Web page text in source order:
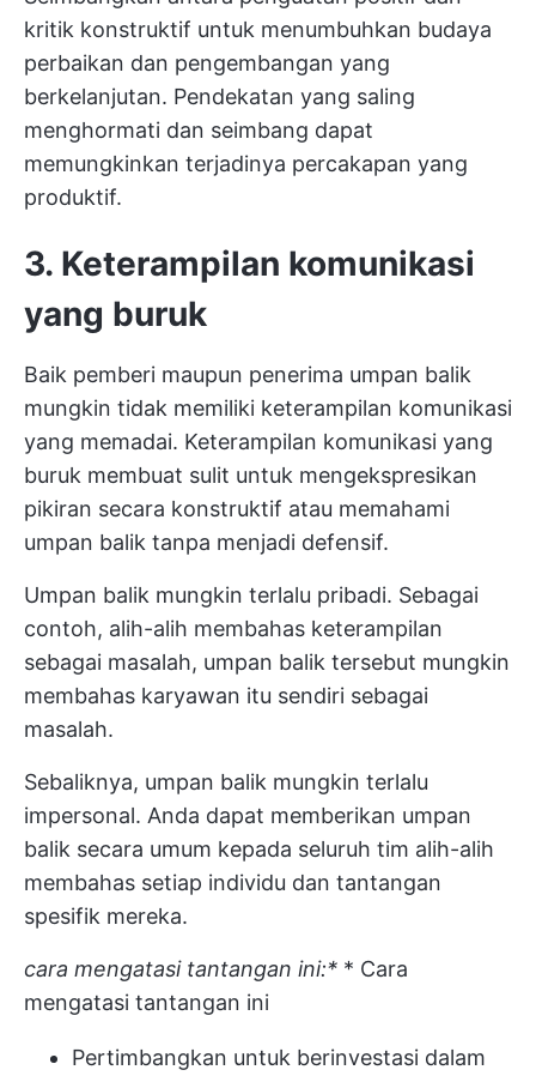
kritik konstruktif untuk menumbuhkan budaya
perbaikan dan pengembangan yang
berkelanjutan. Pendekatan yang saling
menghormati dan seimbang dapat
memungkinkan terjadinya percakapan yang
produktif.
3. Keterampilan komunikasi
yang buruk
Baik pemberi maupun penerima umpan balik
mungkin tidak memiliki keterampilan komunikasi
yang memadai. Keterampilan komunikasi yang
buruk membuat sulit untuk mengekspresikan
pikiran secara konstruktif atau memahami
umpan balik tanpa menjadi defensif.
Umpan balik mungkin terlalu pribadi. Sebagai
contoh, alih-alih membahas keterampilan
sebagai masalah, umpan balik tersebut mungkin
membahas karyawan itu sendiri sebagai
masalah.
Sebaliknya, umpan balik mungkin terlalu
impersonal. Anda dapat memberikan umpan
balik secara umum kepada seluruh tim alih-alih
membahas setiap individu dan tantangan
spesifik mereka.
cara mengatasi tantangan ini:* * Cara
mengatasi tantangan ini
Pertimbangkan untuk berinvestasi dalam